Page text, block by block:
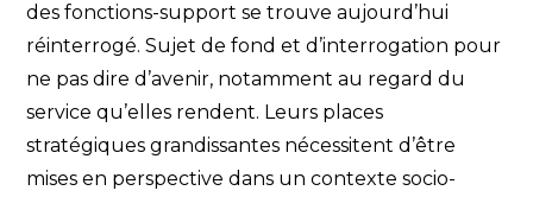
des fonctions-support se trouve aujourd’hui
réinterrogé. Sujet de fond et d’interrogation pour
ne pas dire d’avenir, notamment au regard du
service qu’elles rendent. Leurs places
stratégiques grandissantes nécessitent d’être
mises en perspective dans un contexte socio-